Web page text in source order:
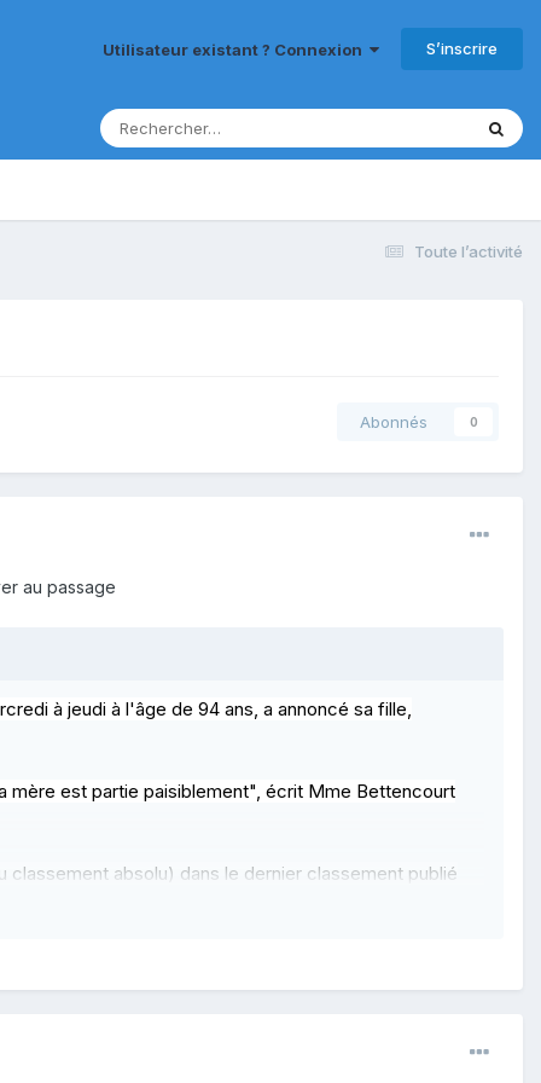
Utilisateur existant ? Connexion S’inscrire
Toute l’activité
Abonnés 0
au passage
à jeudi à l'âge de 94 ans, a annoncé sa fille,
mère est partie paisiblement", écrit Mme Bettencourt
absolu) dans le dernier classement publié